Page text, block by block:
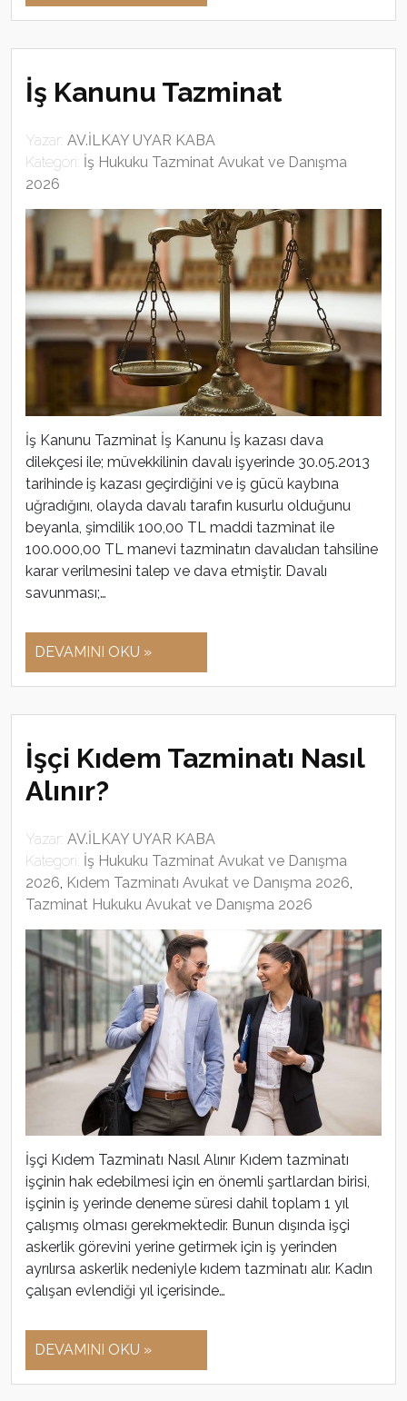
İş Kanunu Tazminat
Yazar: AV.İLKAY UYAR KABA
Kategori: İş Hukuku Tazminat Avukat ve Danışma
2026
İş Kanunu Tazminat İş Kanunu İş kazası dava
dilekçesi ile; müvekkilinin davalı işyerinde 30.05.2013
tarihinde iş kazası geçirdiğini ve iş gücü kaybına
uğradığını, olayda davalı tarafın kusurlu olduğunu
beyanla, şimdilik 100,00 TL maddi tazminat ile
100.000,00 TL manevi tazminatın davalıdan tahsiline
karar verilmesini talep ve dava etmiştir. Davalı
savunması;…
DEVAMINI OKU »
İşçi Kıdem Tazminatı Nasıl
Alınır?
Yazar: AV.İLKAY UYAR KABA
Kategori: İş Hukuku Tazminat Avukat ve Danışma
2026 Kıdem Tazminatı Avukat ve Danışma 2026
Tazminat Hukuku Avukat ve Danışma 2026
İşçi Kıdem Tazminatı Nasıl Alınır Kıdem tazminatı
işçinin hak edebilmesi için en önemli şartlardan birisi,
işçinin iş yerinde deneme süresi dahil toplam 1 yıl
çalışmış olması gerekmektedir. Bunun dışında işçi
askerlik görevini yerine getirmek için iş yerinden
ayrılırsa askerlik nedeniyle kıdem tazminatı alır. Kadın
çalışan evlendiği yıl içerisinde…
DEVAMINI OKU »